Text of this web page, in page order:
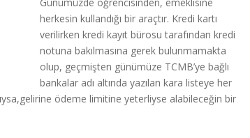
herkesin kullandığı bir araçtır. Kredi kartı
verilirken kredi kayıt bürosu tarafından kredi
notuna bakılmasına gerek bulunmamakta
olup, geçmişten günümüze TCMB’ye bağlı
bankalar adı altında yazılan kara listeye her
ödeme limitine yeterliyse alabileceğin bir